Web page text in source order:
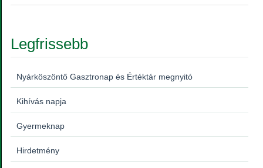
Legfrissebb
Nyárköszöntő Gasztronap és Értéktár megnyitó
Kihívás napja
Gyermeknap
Hirdetmény